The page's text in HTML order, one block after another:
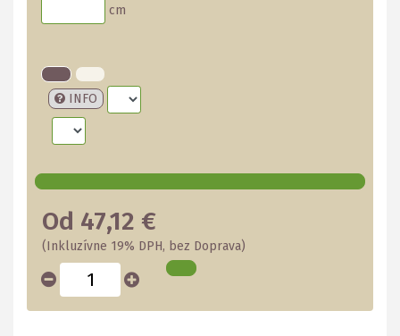
cm
INFO
Od 47,12 €
(Inkluzívne 19% DPH, bez Doprava)